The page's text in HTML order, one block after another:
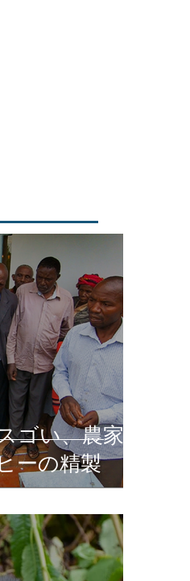
ゴい、農家
ーの精製